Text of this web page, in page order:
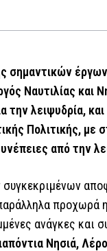
σημαντικών
Ναυτιλίας και
την λειψυδρία,
Πολιτικής,
από την
συγκεκριμένων
προχωρά
ανάγκες και
Νησιά,